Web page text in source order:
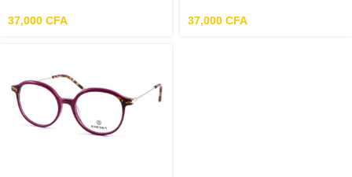
Marron/Multicolore
37,000 CFA
Transparent
37,000 CFA